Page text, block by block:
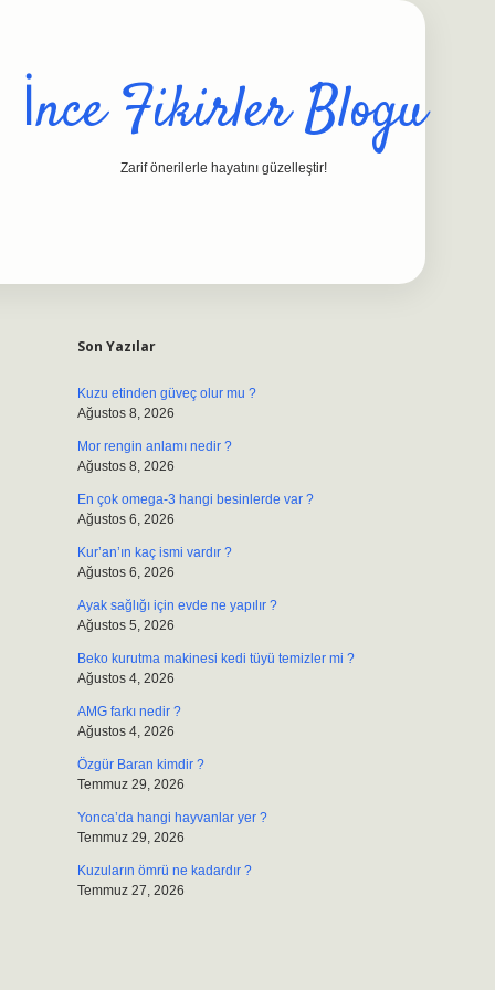
İnce Fikirler Blogu
Zarif önerilerle hayatını güzelleştir!
Son Yazılar
Kuzu etinden güveç olur mu ?
Ağustos 8, 2026
Mor rengin anlamı nedir ?
Ağustos 8, 2026
En çok omega-3 hangi besinlerde var ?
Ağustos 6, 2026
Kur’an’ın kaç ismi vardır ?
Ağustos 6, 2026
Ayak sağlığı için evde ne yapılır ?
Ağustos 5, 2026
Beko kurutma makinesi kedi tüyü temizler mi ?
Ağustos 4, 2026
AMG farkı nedir ?
Ağustos 4, 2026
Özgür Baran kimdir ?
Temmuz 29, 2026
Yonca’da hangi hayvanlar yer ?
Temmuz 29, 2026
Kuzuların ömrü ne kadardır ?
Temmuz 27, 2026